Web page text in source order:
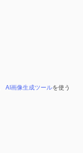
AI画像生成ツールを使う